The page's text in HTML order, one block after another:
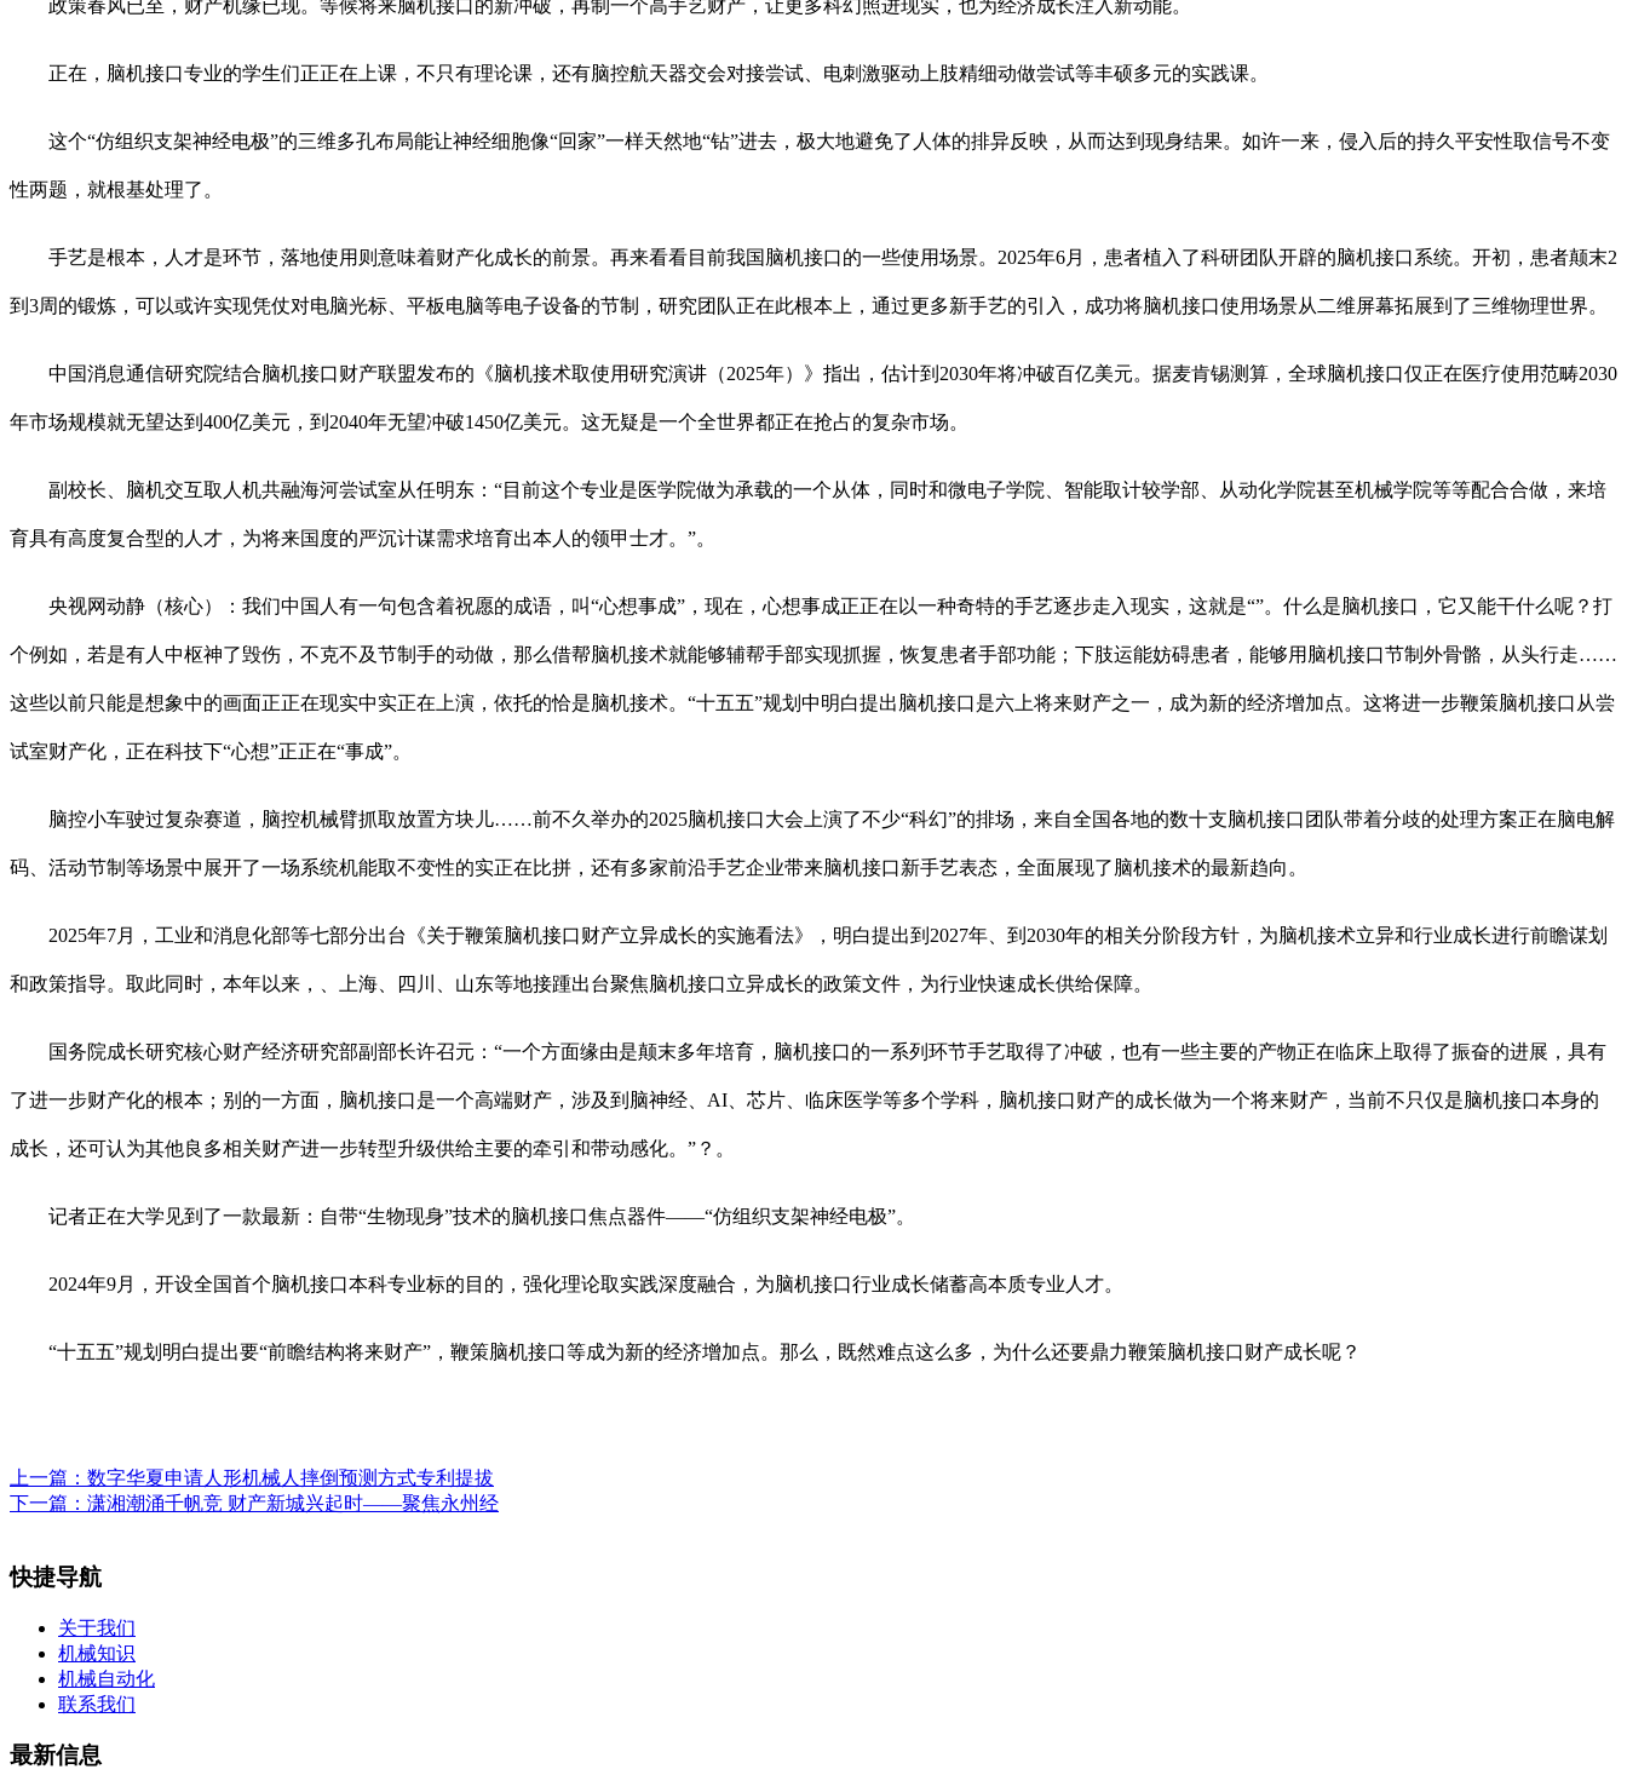
政策春风已至，财产机缘已现。等候将来脑机接口的新冲破，再制一个高手艺财产，让更多科幻照进现实，也为经济成长注入新动能。
正在，脑机接口专业的学生们正正在上课，不只有理论课，还有脑控航天器交会对接尝试、电刺激驱动上肢精细动做尝试等丰硕多元的实践课。
这个“仿组织支架神经电极”的三维多孔布局能让神经细胞像“回家”一样天然地“钻”进去，极大地避免了人体的排异反映，从而达到现身结果。如许一来，侵入后的持久平安性取信号不变
性两题，就根基处理了。
手艺是根本，人才是环节，落地使用则意味着财产化成长的前景。再来看看目前我国脑机接口的一些使用场景。2025年6月，患者植入了科研团队开辟的脑机接口系统。开初，患者颠末2
到3周的锻炼，可以或许实现凭仗对电脑光标、平板电脑等电子设备的节制，研究团队正在此根本上，通过更多新手艺的引入，成功将脑机接口使用场景从二维屏幕拓展到了三维物理世界。
中国消息通信研究院结合脑机接口财产联盟发布的《脑机接术取使用研究演讲（2025年）》指出，估计到2030年将冲破百亿美元。据麦肯锡测算，全球脑机接口仅正在医疗使用范畴2030
年市场规模就无望达到400亿美元，到2040年无望冲破1450亿美元。这无疑是一个全世界都正在抢占的复杂市场。
副校长、脑机交互取人机共融海河尝试室从任明东：“目前这个专业是医学院做为承载的一个从体，同时和微电子学院、智能取计较学部、从动化学院甚至机械学院等等配合合做，来培
育具有高度复合型的人才，为将来国度的严沉计谋需求培育出本人的领甲士才。”。
央视网动静（核心）：我们中国人有一句包含着祝愿的成语，叫“心想事成”，现在，心想事成正正在以一种奇特的手艺逐步走入现实，这就是“”。什么是脑机接口，它又能干什么呢？打
个例如，若是有人中枢神了毁伤，不克不及节制手的动做，那么借帮脑机接术就能够辅帮手部实现抓握，恢复患者手部功能；下肢运能妨碍患者，能够用脑机接口节制外骨骼，从头行走……
这些以前只能是想象中的画面正正在现实中实正在上演，依托的恰是脑机接术。“十五五”规划中明白提出脑机接口是六上将来财产之一，成为新的经济增加点。这将进一步鞭策脑机接口从尝
试室财产化，正在科技下“心想”正正在“事成”。
脑控小车驶过复杂赛道，脑控机械臂抓取放置方块儿……前不久举办的2025脑机接口大会上演了不少“科幻”的排场，来自全国各地的数十支脑机接口团队带着分歧的处理方案正在脑电解
码、活动节制等场景中展开了一场系统机能取不变性的实正在比拼，还有多家前沿手艺企业带来脑机接口新手艺表态，全面展现了脑机接术的最新趋向。
2025年7月，工业和消息化部等七部分出台《关于鞭策脑机接口财产立异成长的实施看法》，明白提出到2027年、到2030年的相关分阶段方针，为脑机接术立异和行业成长进行前瞻谋划
和政策指导。取此同时，本年以来，、上海、四川、山东等地接踵出台聚焦脑机接口立异成长的政策文件，为行业快速成长供给保障。
国务院成长研究核心财产经济研究部副部长许召元：“一个方面缘由是颠末多年培育，脑机接口的一系列环节手艺取得了冲破，也有一些主要的产物正在临床上取得了振奋的进展，具有
了进一步财产化的根本；别的一方面，脑机接口是一个高端财产，涉及到脑神经、AI、芯片、临床医学等多个学科，脑机接口财产的成长做为一个将来财产，当前不只仅是脑机接口本身的
成长，还可认为其他良多相关财产进一步转型升级供给主要的牵引和带动感化。”？。
记者正在大学见到了一款最新：自带“生物现身”技术的脑机接口焦点器件——“仿组织支架神经电极”。
2024年9月，开设全国首个脑机接口本科专业标的目的，强化理论取实践深度融合，为脑机接口行业成长储蓄高本质专业人才。
“十五五”规划明白提出要“前瞻结构将来财产”，鞭策脑机接口等成为新的经济增加点。那么，既然难点这么多，为什么还要鼎力鞭策脑机接口财产成长呢？
上一篇： 数字华夏申请人形机械人摔倒预测方式专利提拔
下一篇： 潇湘潮涌千帆竞 财产新城兴起时——聚焦永州经
快捷导航
关于我们
机械知识
机械自动化
联系我们
最新信息